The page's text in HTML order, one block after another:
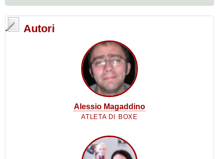
Autori
Alessio Magaddino
ATLETA DI BOXE